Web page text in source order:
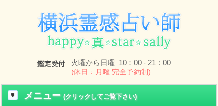
火曜から日曜 10：00 - 21：00
(休日：月曜 完全予約制)
メニュー(クリックしてご覧下さい)